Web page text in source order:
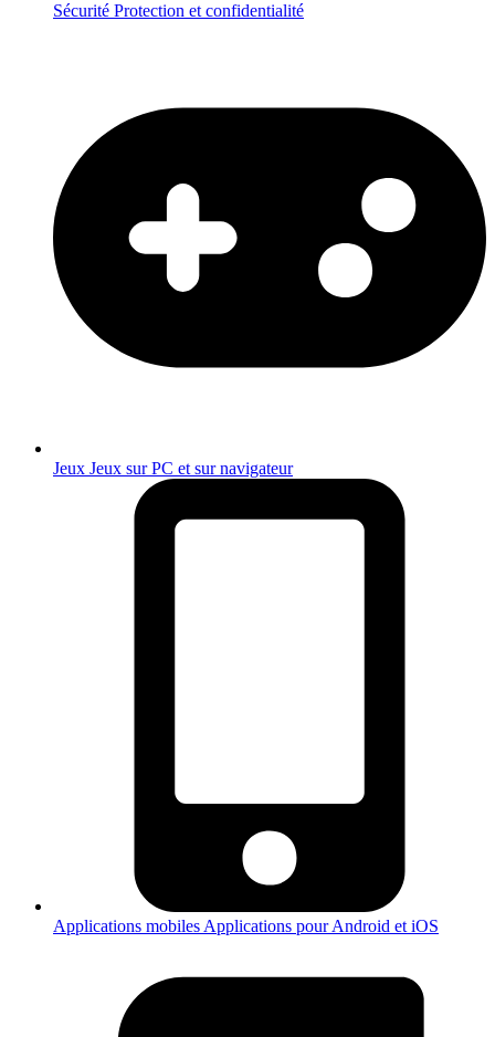
Sécurité Protection et confidentialité
Jeux Jeux sur PC et sur navigateur
Applications mobiles Applications pour Android et iOS